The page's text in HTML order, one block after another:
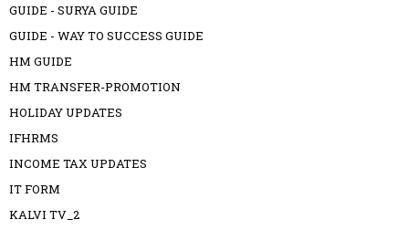
GUIDE - SURYA GUIDE
GUIDE - WAY TO SUCCESS GUIDE
HM GUIDE
HM TRANSFER-PROMOTION
HOLIDAY UPDATES
IFHRMS
INCOME TAX UPDATES
IT FORM
KALVI TV_2